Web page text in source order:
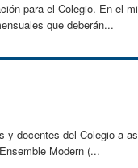
para el Colegio. En el
que deberán...
docentes del Colegio a
Modern (...